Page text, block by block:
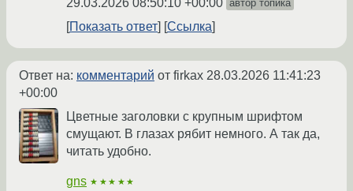
29.03.2026 08:50:10 +00:00 автор топика
Показать ответ Ссылка
Ответ на: комментарий от firkax 28.03.2026 11:41:23
+00:00
Цветные заголовки с крупным шрифтом
смущают. В глазах рябит немного. А так да,
читать удобно.
gns ★★★★★